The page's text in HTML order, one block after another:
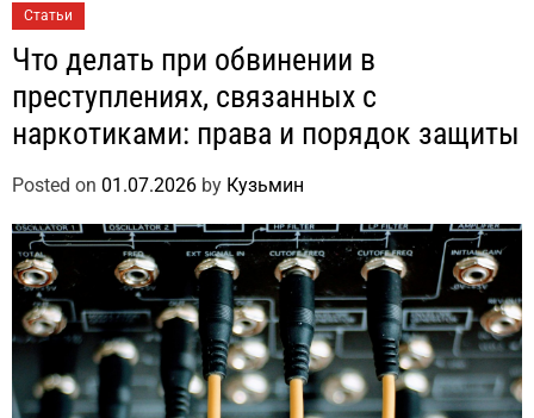
Статьи
Что делать при обвинении в
преступлениях, связанных с
наркотиками: права и порядок защиты
Posted on 01.07.2026 by Кузьмин